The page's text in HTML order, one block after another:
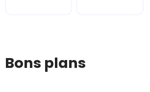
Bons plans